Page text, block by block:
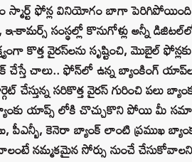
స్మార్ట్ ఫోన్ల వినియోగం బాగా
ఇ-కామర్స్‌ సంస్థల్లో కొనుగోళ్లు అన్నీ
కొత్త వైరస్‌లను సృష్టించి, మొబైల్‌
చేస్తే చాలు.. ఫోన్‌లో ఉన్న బ్యాంకింగ్‌
చేస్తున్న సరికొత్త వైరస్ గురించి పలు
యాప్స్ లోకి చొచ్చుకొని పోయి మీ
పీఎన్బీ, కెనెరా బ్యాంక్ లాంటి ప్రముఖ
నమ్మకమైన సోర్సు నుంచే